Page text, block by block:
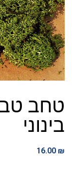
טחב
בינוני
16.00 ₪